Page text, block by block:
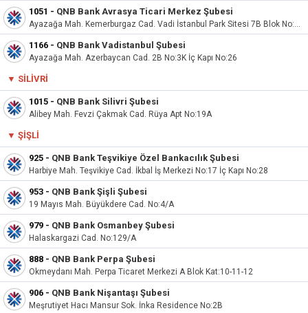
1051 - QNB Bank Avrasya Ticari Merkez Şubesi
Ayazağa Mah. Kemerburgaz Cad. Vadi İstanbul Park Sitesi 7B Blok No:7C İç Kapı No:20
1166 - QNB Bank Vadistanbul Şubesi
Ayazağa Mah. Azerbaycan Cad. 2B No:3K İç Kapı No:26
▼ SILIVRI
1015 - QNB Bank Silivri Şubesi
Alibey Mah. Fevzi Çakmak Cad. Rüya Apt No:19A
▼ ŞIŞLI
925 - QNB Bank Teşvikiye Özel Bankacılık Şubesi
Harbiye Mah. Teşvikiye Cad. İkbal İş Merkezi No:17 İç Kapı No:28
953 - QNB Bank Şişli Şubesi
19 Mayıs Mah. Büyükdere Cad. No:4/A
979 - QNB Bank Osmanbey Şubesi
Halaskargazi Cad. No:129/A
888 - QNB Bank Perpa Şubesi
Okmeydanı Mah. Perpa Ticaret Merkezi A Blok Kat:10-11-12
906 - QNB Bank Nişantaşı Şubesi
Meşrutiyet Hacı Mansur Sok. İnka Residence No:2B